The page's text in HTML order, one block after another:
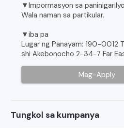
▼Impormasyon sa paninigarilyo
Wala naman sa partikular.
▼iba pa
Lugar ng Panayam: 190-0012
shi Akebonocho 2-34-7 Far
Mag-Apply
Tungkol sa kumpanya